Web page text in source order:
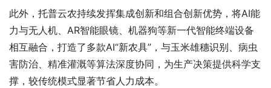
此外，托普云农持续发挥集成创新和组合创新优势，将AI能
力与无人机、AR智能眼镜、机器狗等新一代智能终端设备
相互融合，打造了多款AI“新农具”，与玉米雄穗识别、病虫
害防治、精准灌溉等算法深度协同，为生产决策提供科学支
撑，较传统模式显著节省人力成本。